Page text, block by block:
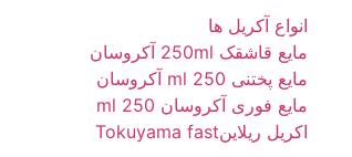
انواع آکریل ها
مایع قاشقک 250ml آکروسان
مایع پختنی 250 ml آکروسان
مایع فوری آکروسان 250 ml
اکریل ریلاینTokuyama fast